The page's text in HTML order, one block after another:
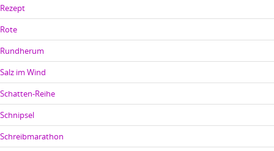
Rezept
Rote
Rundherum
Salz im Wind
Schatten-Reihe
Schnipsel
Schreibmarathon